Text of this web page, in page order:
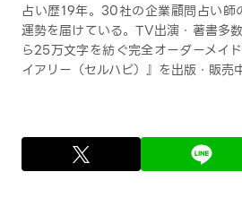
占い歴19年。30社の企業顧問占い師
運勢を届けている。TV出演・著書多
ら25万文字を紡ぐ完全オーダーメイ
イアリー（セルハピ）』を出版・販売